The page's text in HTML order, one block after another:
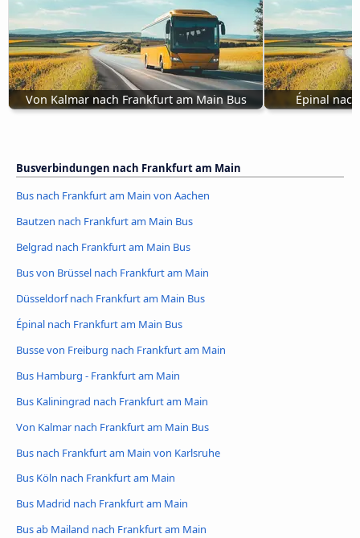
Von Kalmar nach Frankfurt am Main Bus Épinal
Busverbindungen nach Frankfurt am Main
Bus nach Frankfurt am Main von Aachen
Bautzen nach Frankfurt am Main Bus
Belgrad nach Frankfurt am Main Bus
Bus von Brüssel nach Frankfurt am Main
Düsseldorf nach Frankfurt am Main Bus
Épinal nach Frankfurt am Main Bus
Busse von Freiburg nach Frankfurt am Main
Bus Hamburg - Frankfurt am Main
Bus Kaliningrad nach Frankfurt am Main
Von Kalmar nach Frankfurt am Main Bus
Bus nach Frankfurt am Main von Karlsruhe
Bus Köln nach Frankfurt am Main
Bus Madrid nach Frankfurt am Main
Bus ab Mailand nach Frankfurt am Main